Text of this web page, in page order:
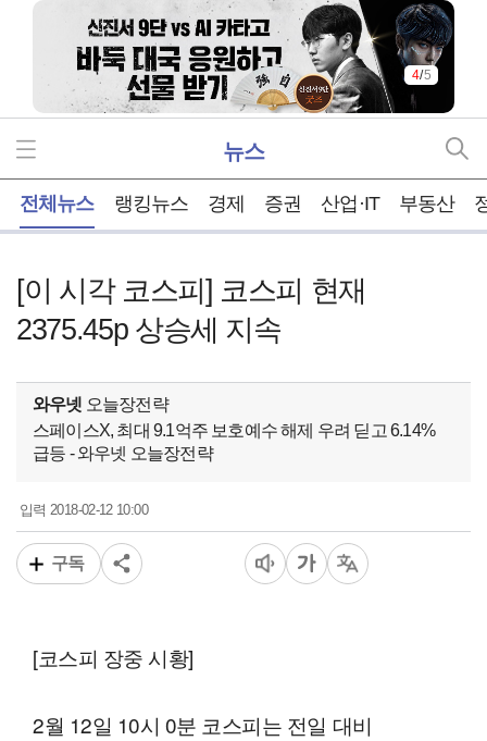
4/5
뉴스
전체뉴스 랭킹뉴스 경제 증권 산업·IT 부동산
[이 시각 코스피] 코스피 현재
2375.45p 상승세 지속
와우넷 오늘장전략
스페이스X, 최대 9.1억주 보호예수 해제 우려 딛고 6.14%
급등 - 와우넷 오늘장전략
입력2018-02-12 10:00
구독
[코스피 장중 시황]
2월 12일 10시 0분 코스피는 전일 대비